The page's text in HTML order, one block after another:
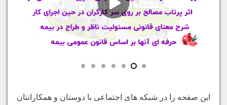
این صفحه را در شبکه های اجتماعی با دوستان و همکارانتان